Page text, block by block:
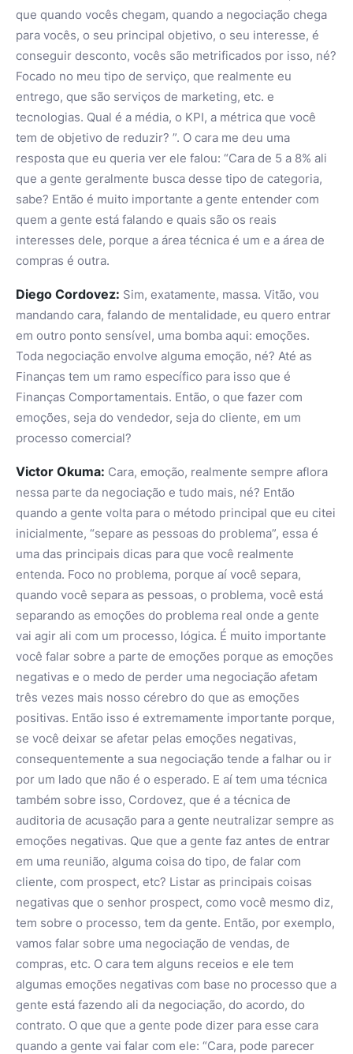
que quando vocês chegam, quando a negociação chega
para vocês, o seu principal objetivo, o seu interesse, é
conseguir desconto, vocês são metrificados por isso, né?
Focado no meu tipo de serviço, que realmente eu
entrego, que são serviços de marketing, etc. e
tecnologias. Qual é a média, o KPI, a métrica que você
tem de objetivo de reduzir? ”. O cara me deu uma
resposta que eu queria ver ele falou: “Cara de 5 a 8% ali
que a gente geralmente busca desse tipo de categoria,
sabe? Então é muito importante a gente entender com
quem a gente está falando e quais são os reais
interesses dele, porque a área técnica é um e a área de
compras é outra.
Diego Cordovez: Sim, exatamente, massa. Vitão, vou
mandando cara, falando de mentalidade, eu quero entrar
em outro ponto sensível, uma bomba aqui: emoções.
Toda negociação envolve alguma emoção, né? Até as
Finanças tem um ramo específico para isso que é
Finanças Comportamentais. Então, o que fazer com
emoções, seja do vendedor, seja do cliente, em um
processo comercial?
Victor Okuma: Cara, emoção, realmente sempre aflora
nessa parte da negociação e tudo mais, né? Então
quando a gente volta para o método principal que eu citei
inicialmente, “separe as pessoas do problema”, essa é
uma das principais dicas para que você realmente
entenda. Foco no problema, porque aí você separa,
quando você separa as pessoas, o problema, você está
separando as emoções do problema real onde a gente
vai agir ali com um processo, lógica. É muito importante
você falar sobre a parte de emoções porque as emoções
negativas e o medo de perder uma negociação afetam
três vezes mais nosso cérebro do que as emoções
positivas. Então isso é extremamente importante porque,
se você deixar se afetar pelas emoções negativas,
consequentemente a sua negociação tende a falhar ou ir
por um lado que não é o esperado. E aí tem uma técnica
também sobre isso, Cordovez, que é a técnica de
auditoria de acusação para a gente neutralizar sempre as
emoções negativas. Que que a gente faz antes de entrar
em uma reunião, alguma coisa do tipo, de falar com
cliente, com prospect, etc? Listar as principais coisas
negativas que o senhor prospect, como você mesmo diz,
tem sobre o processo, tem da gente. Então, por exemplo,
vamos falar sobre uma negociação de vendas, de
compras, etc. O cara tem alguns receios e ele tem
algumas emoções negativas com base no processo que a
gente está fazendo ali da negociação, do acordo, do
contrato. O que que a gente pode dizer para esse cara
quando a gente vai falar com ele: “Cara, pode parecer